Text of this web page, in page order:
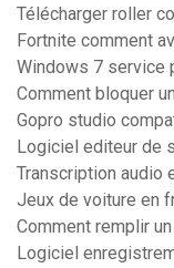
Télécharger roller
Fortnite comment
Windows 7 service
Comment bloquer
Gopro studio
Logiciel editeur de
Transcription audio
Jeux de voiture en
Comment remplir
Logiciel